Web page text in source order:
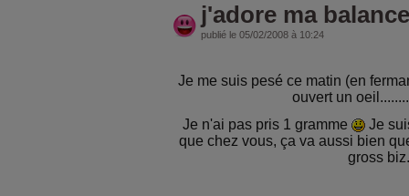
j'adore ma balance
publié le 05/02/2008 à 10:24
Je me suis pesé ce matin (en
ouvert un
Je n'ai pas pris 1 gramme
Je
que chez vous, ça va aussi bien
gross biz.